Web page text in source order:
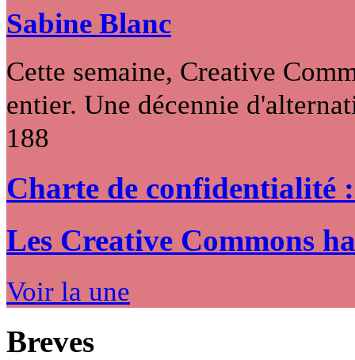
Sabine Blanc
Cette semaine, Creative
entier. Une décennie
188
Charte de confidentialité
Les Creative Commons
Voir la une
Breves